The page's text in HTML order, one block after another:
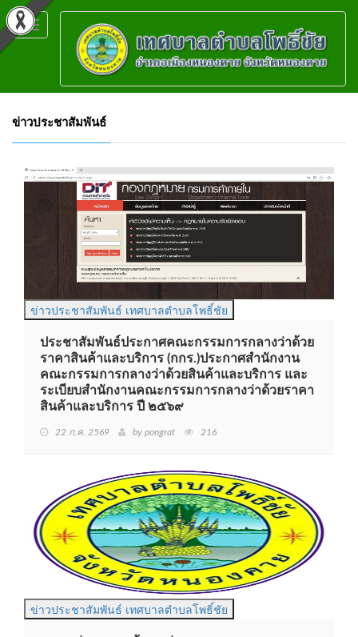
Toggle
navigation
ข่าวประชาสัมพันธ์
ข่าวประชาสัมพันธ์ เทศบาลตำบลโพธิ์ชัย
ประชาสัมพันธ์ประกาศคณะกรรมการกลางว่าด้วย
ราคาสินค้าและบริการ (กกร.)ประกาศสำนักงาน
คณะกรรมการกลางว่าด้วยสินค้าและบริการ และ
ระเบียบสำนักงานคณะกรรมการกลางว่าด้วยราคา
สินค้าและบริการ ปี ๒๕๖๙
22 ก.ค. 2569 by pongrat 216
ข่าวประชาสัมพันธ์ เทศบาลตำบลโพธิ์ชัย